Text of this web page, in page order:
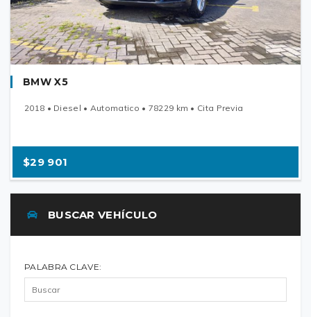
BMW X5
2018 • Diesel • Automatico • 78229 km • Cita Previa
$29 901
BUSCAR VEHÍCULO
PALABRA CLAVE: